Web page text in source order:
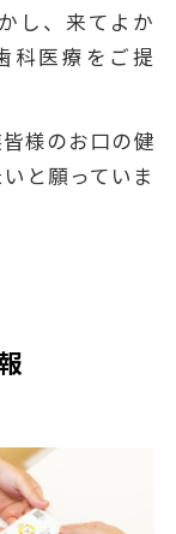
し、来てよか
科医療をご提
様のお口の健
と願っていま